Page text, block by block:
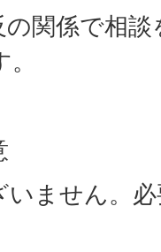
の関係で相
いません。